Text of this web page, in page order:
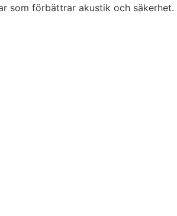
som förbättrar akustik och säkerhet.